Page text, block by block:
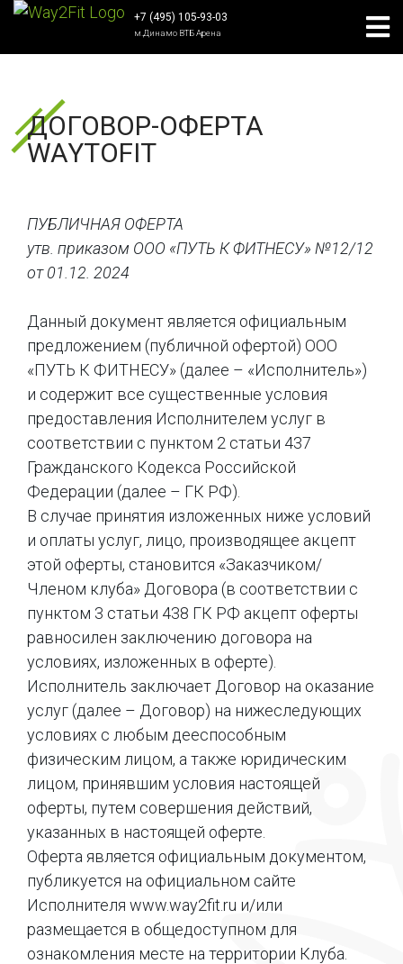
+7 (495) 105-93-03
м.Динамо ВТБ Арена
ДОГОВОР-ОФЕРТА
WAYTOFIT
ПУБЛИЧНАЯ ОФЕРТА
утв. приказом ООО «ПУТЬ К ФИТНЕСУ» №12/12
от 01.12. 2024
Данный документ является официальным
предложением (публичной офертой) ООО
«ПУТЬ К ФИТНЕСУ» (далее – «Исполнитель»)
и содержит все существенные условия
предоставления Исполнителем услуг в
соответствии с пунктом 2 статьи 437
Гражданского Кодекса Российской
Федерации (далее – ГК РФ).
В случае принятия изложенных ниже условий
и оплаты услуг, лицо, производящее акцепт
этой оферты, становится «Заказчиком/
Членом клуба» Договора (в соответствии с
пунктом 3 статьи 438 ГК РФ акцепт оферты
равносилен заключению договора на
условиях, изложенных в оферте).
Исполнитель заключает Договор на оказание
услуг (далее – Договор) на нижеследующих
условиях с любым дееспособным
физическим лицом, а также юридическим
лицом, принявшим условия настоящей
оферты, путем совершения действий,
указанных в настоящей оферте.
Оферта является официальным документом,
публикуется на официальном сайте
Исполнителя www.way2fit.ru и/или
размещается в общедоступном для
ознакомления месте на территории Клуба.